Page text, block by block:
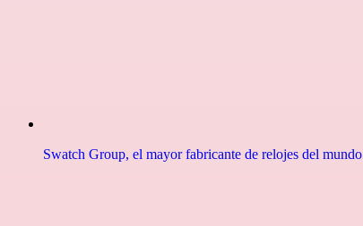
Swatch Group, el mayor fabricante de relojes del mundo